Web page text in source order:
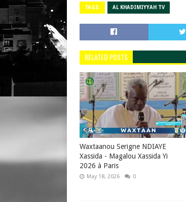
TAGS: AL KHADIMIYYAH TV
RELATED POSTS
Waxtaanou Serigne NDIAYE
Xassida - Magalou Xassida Yi
2026 à Paris
May 18, 2026 0